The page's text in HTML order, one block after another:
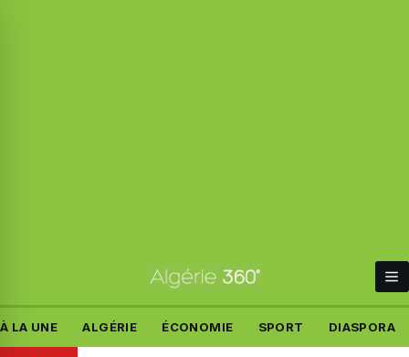
À LA UNE ALGÉRIE ÉCONOMIE SPORT DIASPORA